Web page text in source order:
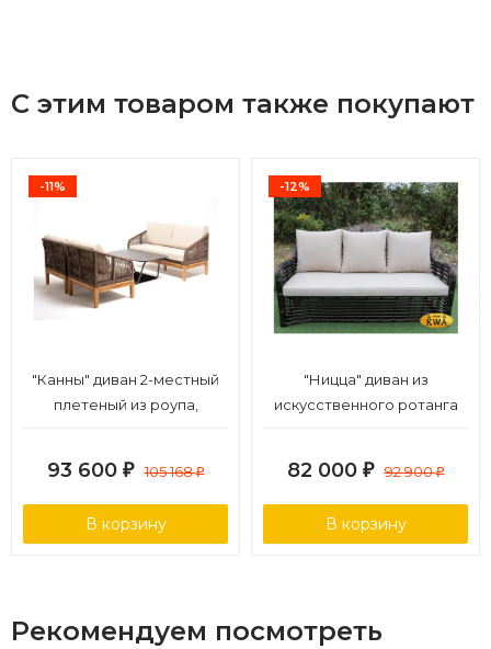
С этим товаром также покупают
-11%
"Канны" диван 2-местный
плетеный из роупа,
бежевая 15052
93 600 ₽ 105 168₽
В корзину
-12%
"Ницца" диван из
искусственного ротанга
82 000 ₽ 92 900₽
В корзину
Рекомендуем посмотреть